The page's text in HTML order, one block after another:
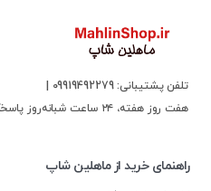
تلفن پشتیبانی: 09919492279 |
هفت روز هفته، ۲۴ ساعت شبانه‌روز پاسخگوی شما هستیم.
راهنمای خرید از ماهلین شاپ